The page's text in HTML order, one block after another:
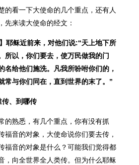
的看一下大使命的几个重点，还有人
先来读大使命的经文：
耶稣近前来，对他们说:“天上地下所
所以，你们要去，使万民做我的门
名给他们施洗。凡我所吩咐你们的，
常与你们同在，直到世界的末了。”
、到哪传
的熟悉，有几个重点，你有没有抓
福音的对象，大使命说你们要去传，
福音的对象是什么？可能我们觉得都
，向全世界全人类传。但为什么耶稣